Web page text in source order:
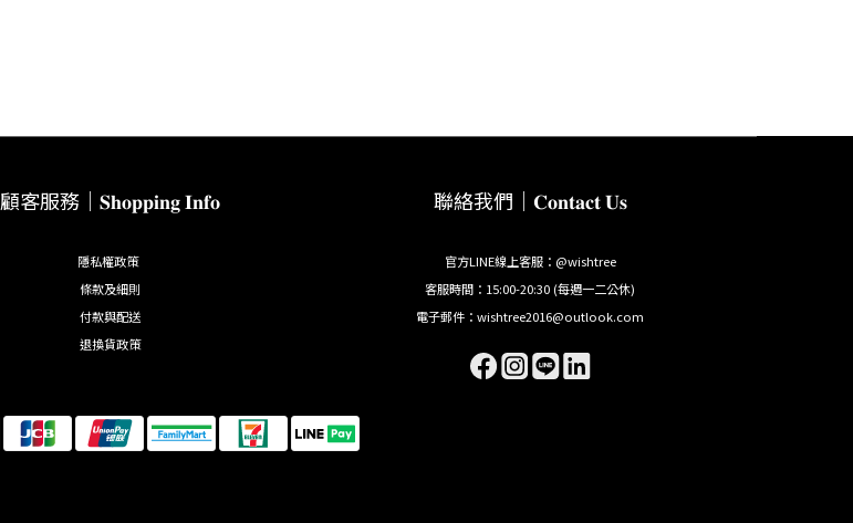
顧客服務｜𝐒𝐡𝐨𝐩𝐩𝐢𝐧𝐠 𝐈𝐧𝐟𝐨
隱私權政策
條款及細則
付款與配送
退換貨政策
聯絡我們｜𝐂𝐨𝐧𝐭𝐚𝐜𝐭 𝐔𝐬
官方LINE線上客服：@wishtree
客服時間：15:00-20:30 (每週一二公休)
電子郵件：wishtree2016@outlook.com